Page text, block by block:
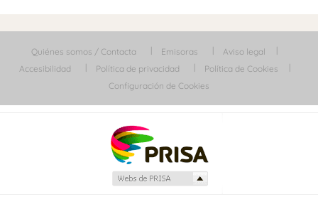
Quiénes somos / Contacta Emisoras
Aviso legal
Accesibilidad
Política de privacidad
Política de Cookies
Configuración de Cookies